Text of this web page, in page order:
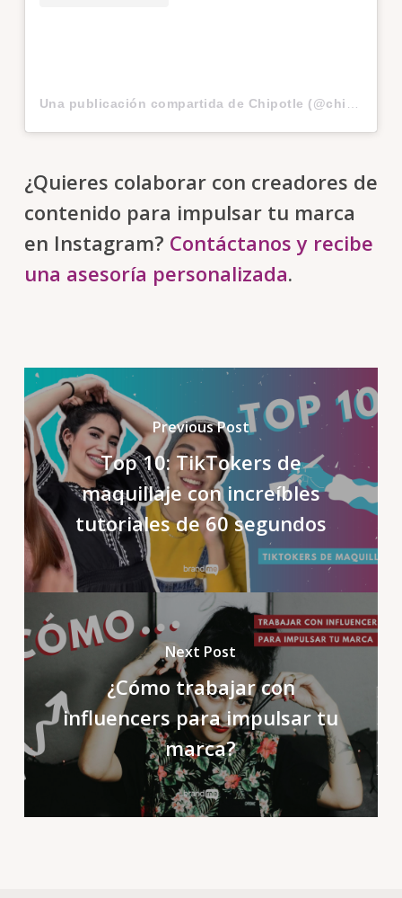
Una publicación compartida de Chipotle (@chipotle)
¿Quieres colaborar con creadores de
contenido para impulsar tu marca
en Instagram? Contáctanos y recibe
una asesoría personalizada.
Previous Post
Top 10: TikTokers de
maquillaje con increíbles
tutoriales de 60 segundos
Next Post
¿Cómo trabajar con
influencers para impulsar tu
marca?